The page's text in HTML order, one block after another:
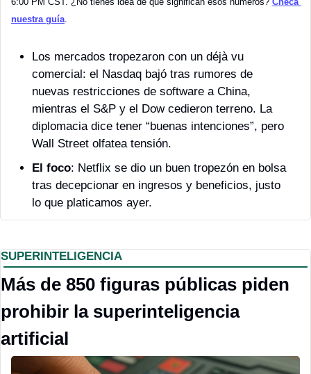
nuestra guía
Los mercados tropezaron con un déjà vu
comercial: el Nasdaq bajó tras rumores de
nuevas restricciones de software a China,
mientras el S&P y el Dow cedieron terreno. La
diplomacia dice tener “buenas intenciones”, pero
Wall Street olfatea tensión.
El foco: Netflix se dio un buen tropezón en bolsa
tras decepcionar en ingresos y beneficios, justo
lo que platicamos ayer.
SUPERINTELIGENCIA
Más de 850 figuras públicas piden
prohibir la superinteligencia
artificial